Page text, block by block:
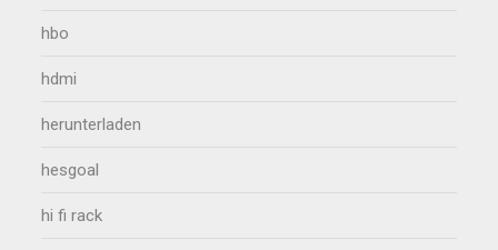
hbo
hdmi
herunterladen
hesgoal
hi fi rack